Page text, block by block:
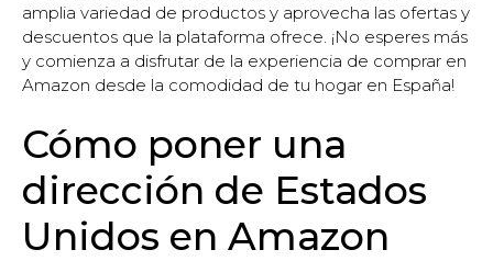
amplia variedad de productos y aprovecha las ofertas y
descuentos que la plataforma ofrece. ¡No esperes más
y comienza a disfrutar de la experiencia de comprar en
Amazon desde la comodidad de tu hogar en España!
Cómo poner una
dirección de Estados
Unidos en Amazon